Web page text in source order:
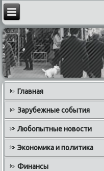
Главная
Зарубежные события
Любопытные новости
Экономика и политика
Финансы